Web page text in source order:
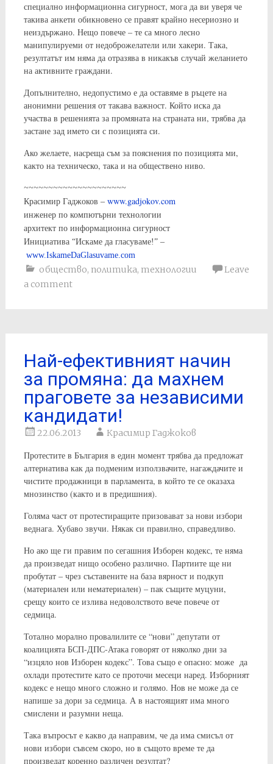
специално информационна сигурност, мога да ви уверя че
такива анкети обикновено се правят крайно несериозно и
неиздържано. Нещо повече – те са много лесно
манипулируеми от недоброжелатели или хакери. Така,
резултатът им няма да отразява в никакъв случай желанието
на активните граждани.
Допълнително, недопустимо е да оставяме в ръцете на
анонимни решения от такава важност. Който иска да
участва в решенията за промяната на страната ни, трябва да
застане зад името си с позицията си.
Ако желаете, насреща съм за пояснения по позицията ми,
както на техническо, така и на обществено ниво.
~~~~~~~~~~~~~~~~~~~~~
Красимир Гаджоков – www.gadjokov.com
инженер по компютърни технологии
архитект по информационна сигурност
Инициатива “Искаме да гласуваме!” –
www.IskameDaGlasuvame.com
общество, политика, технологии
Leave
a comment
Най-ефективният начин
за промяна: да махнем
праговете за независими
кандидати!
22.06.2013 Красимир Гаджоков
Протестите в България в един момент трябва да предложат
алтернатива как да подменим използвачите, нагаждачите и
чистите продажници в парламента, в който те се оказаха
мнозинство (както и в предишния).
Голяма част от протестиращите призовават за нови избори
веднага. Хубаво звучи. Някак си правилно, справедливо.
Но ако ще ги правим по сегашния Изборен кодекс, те няма
да произведат нищо особено различно. Партиите ще ни
пробутат – чрез съставените на база вярност и подкуп
(материален или нематериален) – пак същите муцуни,
срещу които се излива недоволството вече повече от
седмица.
Тотално морално провалилите се “нови” депутати от
коалицията БСП-ДПС-Атака говорят от няколко дни за
“изцяло нов Изборен кодекс”. Това също е опасно: може да
охлади протестите като се проточи месеци наред. Изборният
кодекс е нещо много сложно и голямо. Нов не може да се
напише за дори за седмица. А в настоящият има много
смислени и разумни неща.
Така въпросът е какво да направим, че да има смисъл от
нови избори съвсем скоро, но в същото време те да
произведат коренно различен резултат?